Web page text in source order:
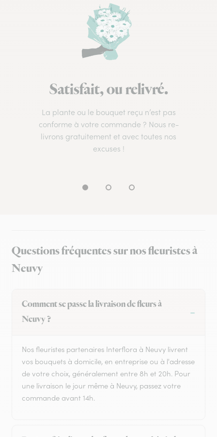
Satisfait, ou relivré.
La plante ou le bouquet reçu n’est pas
conforme à votre commande ? Nous re-
livrons gratuitement et avec toutes nos
excuses !
Questions fréquentes sur nos fleuristes à
Neuvy
Comment se passe la livraison de fleurs à
Neuvy ?
Nos fleuristes partenaires Interflora à Neuvy livrent
vos bouquets à domicile, en entreprise ou à l'adresse
de votre choix, généralement entre 8h et 20h. Pour
une livraison le jour même à Neuvy, passez votre
commande avant 14h.